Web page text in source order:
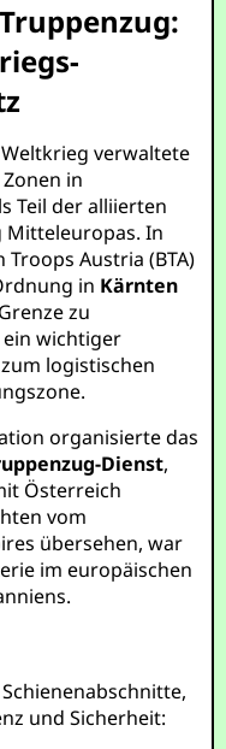
verwaltete
in
Teil der alliierten
Mitteleuropas. In
Austria (BTA)
in Kärnten
zu
ein wichtiger
logistischen
organisierte das
Dienst,
Österreich
vom
übersehen, war
im europäischen
und Sicherheit: